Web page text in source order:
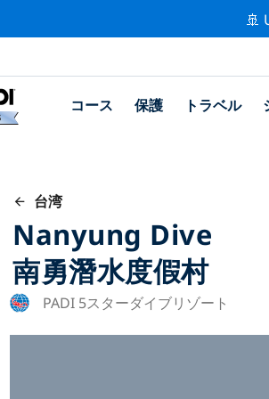
🚢
コース 保護 トラベル
台湾
Nanyung Dive
南勇潛水度假村
PADI 5スターダイブリゾート